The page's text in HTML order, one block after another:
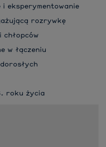
i eksperymentowanie
rozrywkę
chłopców
w łączeniu
roku życia